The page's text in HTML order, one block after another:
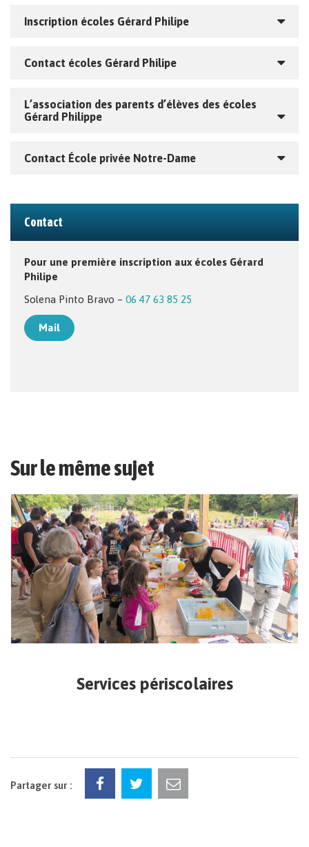
Inscription écoles Gérard Philipe
Contact écoles Gérard Philipe
L’association des parents d’élèves des écoles
Gérard Philippe
Contact École privée Notre-Dame
Contact
Pour une première inscription aux écoles Gérard
Philipe
Solena Pinto Bravo – 06 47 63 85 25
Mail
Sur le même sujet
Services périscolaires
Partager sur :